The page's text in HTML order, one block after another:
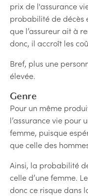
prix de l'assurance
probabilité de décès
que l’assureur ait à
donc, il accroît les
Bref, plus une
élevée.
Genre
Pour un même
l’assurance vie pour
femme, puisque
que celle des
Ainsi, la probabilité
celle d’une femme.
donc ce risque dans